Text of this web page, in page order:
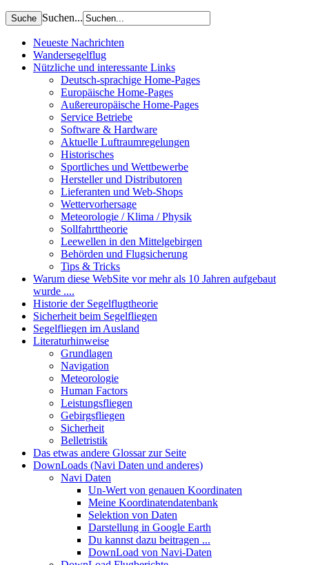
Suchen...
Neueste Nachrichten
Wandersegelflug
Nützliche und interessante Links
Deutsch-sprachige Home-Pages
Europäische Home-Pages
Außereuropäische Home-Pages
Service Betriebe
Software & Hardware
Aktuelle Luftraumregelungen
Historisches
Sportliches und Wettbewerbe
Hersteller und Distributoren
Lieferanten und Web-Shops
Wettervorhersage
Meteorologie / Klima / Physik
Sollfahrttheorie
Leewellen in den Mittelgebirgen
Behörden und Flugsicherung
Tips & Tricks
Warum diese WebSite vor mehr als 10 Jahren aufgebaut
wurde ....
Historie der Segelflugtheorie
Sicherheit beim Segelfliegen
Segelfliegen im Ausland
Literaturhinweise
Grundlagen
Navigation
Meteorologie
Human Factors
Leistungsfliegen
Gebirgsfliegen
Sicherheit
Belletristik
Das etwas andere Glossar zur Seite
DownLoads (Navi Daten und anderes)
Navi Daten
Un-Wert von genauen Koordinaten
Meine Koordinatendatenbank
Selektion von Daten
Darstellung in Google Earth
Du kannst dazu beitragen ...
DownLoad von Navi-Daten